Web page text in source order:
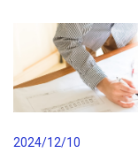
2024/12/10